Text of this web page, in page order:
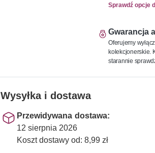
Sprawdź opcje
Gwarancja
Oferujemy
kolekcjonerskie.
starannie
Wysyłka i dostawa
Przewidywana dostawa:
12 sierpnia 2026
Koszt dostawy od: 8,99 zł